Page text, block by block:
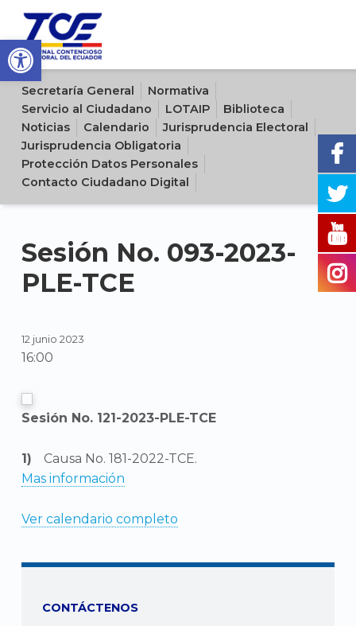
Open toolbar
Sitio oficial del Tribunal Contencioso Electoral del Ecuador
Secretaría General
Normativa
Servicio al Ciudadano
LOTAIP
Biblioteca
Noticias
Calendario
Jurisprudencia Electoral
Jurisprudencia Obligatoria
Protección Datos Personales
Contacto Ciudadano Digital
Sesión No. 093-2023-
PLE-TCE
12 junio 2023
16:00
Sesión No. 121-2023-PLE-TCE
Causa No. 181-2022-TCE.
Mas información
Ver calendario completo
CONTÁCTENOS